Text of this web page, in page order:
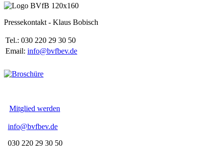
Pressekontakt - Klaus Bobisch
Tel.: 030 220 29 30 50
Email: info@bvfbev.de
Mitglied werden
info@bvfbev.de
030 220 29 30 50